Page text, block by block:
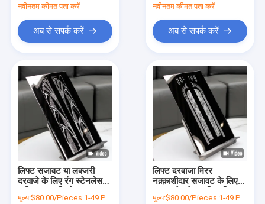
उत्पाद
वीडियो
हमारे बारे में
फैक्टरी यात्रा
गुणवत्ता नियंत्रण
नवीनतम कीमत पता करें
अब से संपर्क करें
नवीनतम कीमत पता करें
अब से संपर्क करें
लिफ्ट सजावट या लक्जरी
दरवाजे के लिए रंग स्टेनलेस
मूल्य:$80.00/Pieces 1-49 Pieces
लिफ्ट दरवाजा मिरर
नक़्क़ाशीदार सजावट के लिए
मूल्य:$80.00/Pieces 1-49 Pieces